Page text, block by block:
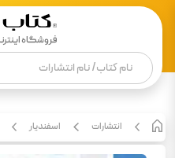
انتشارات اسفندیار